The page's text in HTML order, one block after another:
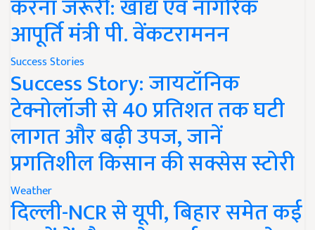
करना जरूरी: खाद्य एवं नागरिक
आपूर्ति मंत्री पी. वेंकटरामनन
Success Stories
Success Story: जायटॉनिक
टेक्नोलॉजी से 40 प्रतिशत तक घटी
लागत और बढ़ी उपज, जानें
प्रगतिशील किसान की सक्सेस स्टोरी
Weather
दिल्ली-NCR से यूपी, बिहार समेत कई